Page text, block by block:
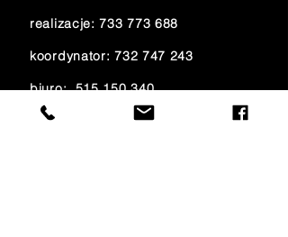
realizacje:733 773 688
koordynator:732 747 243
biuro:515 150 340
księgowość:
733 700 621